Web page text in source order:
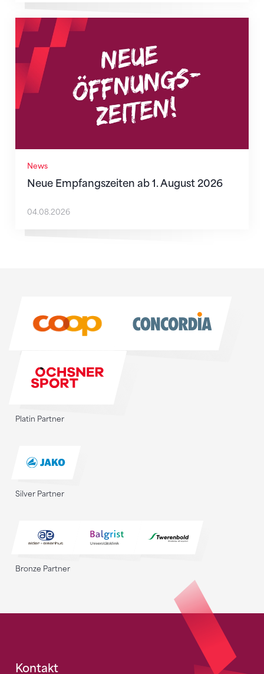
News
Neue Empfangszeiten ab 1. August 2026
Neue Empfangszeiten ab 1. August 2026
04.08.2026
Platin Partner
Silver Partner
Bronze Partner
Kontakt